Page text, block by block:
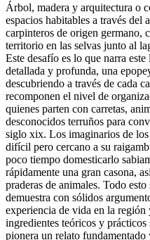
Árbol, madera y arquitectura o
espacios habitables a través del
carpinteros de origen germano,
territorio en las selvas junto al
Este desafío es lo que narra
detallada y profunda, una
descubriendo a través de cada
recomponen el nivel de
quienes parten con carretas,
desconocidos terruños para
siglo xix. Los imaginarios de
difícil pero cercano a su
poco tiempo domesticarlo
rápidamente una gran casona,
praderas de animales. Todo
demuestra con sólidos
experiencia de vida en la
ingredientes teóricos y prácticos
pionera un relato